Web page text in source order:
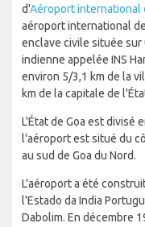
d'Aéroport international
aéroport international
enclave civile située sur
indienne appelée INS
environ 5/3,1 km de la
km de la capitale de
L'État de Goa est divisé
l'aéroport est situé du
au sud de Goa du Nord.
L'aéroport a été
l'Estado da India
Dabolim. En décembre